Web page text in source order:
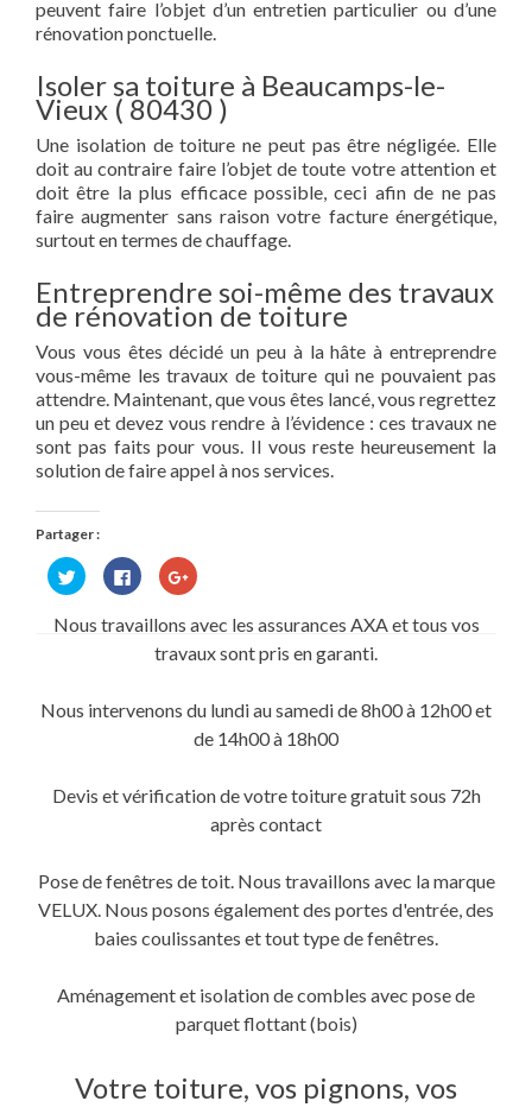
peuvent faire l’objet d’un entretien particulier ou d’une
rénovation ponctuelle.
Isoler sa toiture à Beaucamps-le-
Vieux ( 80430 )
Une isolation de toiture ne peut pas être négligée. Elle
doit au contraire faire l’objet de toute votre attention et
doit être la plus efficace possible, ceci afin de ne pas
faire augmenter sans raison votre facture énergétique,
surtout en termes de chauffage.
Entreprendre soi-même des travaux
de rénovation de toiture
Vous vous êtes décidé un peu à la hâte à entreprendre
vous-même les travaux de toiture qui ne pouvaient pas
attendre. Maintenant, que vous êtes lancé, vous regrettez
un peu et devez vous rendre à l’évidence : ces travaux ne
sont pas faits pour vous. Il vous reste heureusement la
solution de faire appel à nos services.
Partager :
Cliquez
pour
partager
Twitter(ouvre
Cliquez
pour
partager
sur
Facebook(ouvre
dans
une
Cliquez
pour
Google+
dans
fenêtre)
Nous travaillons avec les assurances AXA et tous vos
travaux sont pris en garanti.
Nous intervenons du lundi au samedi de 8h00 à 12h00 et
de 14h00 à 18h00
Devis et vérification de votre toiture gratuit sous 72h
après contact
Pose de fenêtres de toit. Nous travaillons avec la marque
VELUX. Nous posons également des portes d'entrée, des
baies coulissantes et tout type de fenêtres.
Aménagement et isolation de combles avec pose de
parquet flottant (bois)
Votre toiture, vos pignons, vos